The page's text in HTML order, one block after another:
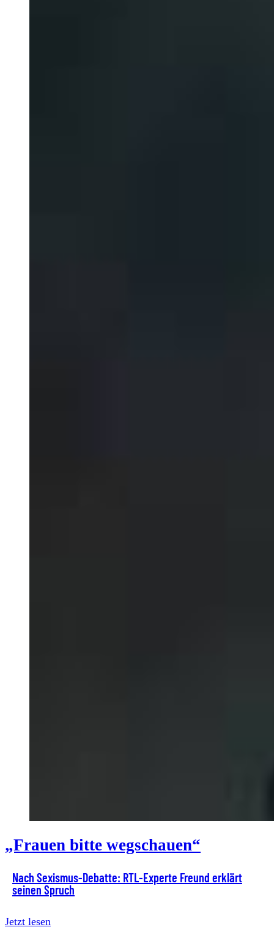
„Frauen bitte wegschauen“
Nach Sexismus-Debatte: RTL-Experte Freund erklärt
seinen Spruch
Jetzt lesen